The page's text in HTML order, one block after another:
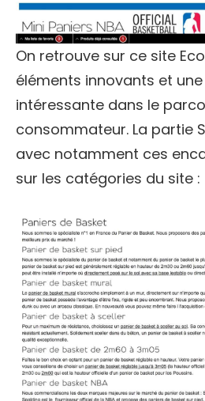
On retrouve sur ce site
éléments innovants et
intéressante dans le
consommateur. La partie
avec notamment ces
sur les catégories du site :